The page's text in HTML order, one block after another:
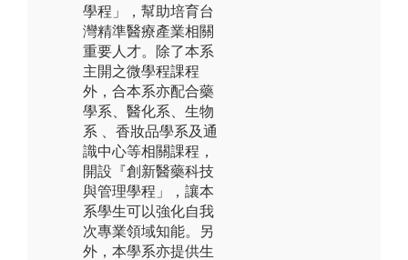
學程」，幫助培育台
灣精準醫療產業相關
重要人才。除了本系
主開之微學程課程
外，合本系亦配合藥
學系、醫化系、生物
系 、香妝品學系及通
識中心等相關課程，
開設『創新醫藥科技
與管理學程」，讓本
系學生可以強化自我
次專業領域知能。另
外，本學系亦提供生